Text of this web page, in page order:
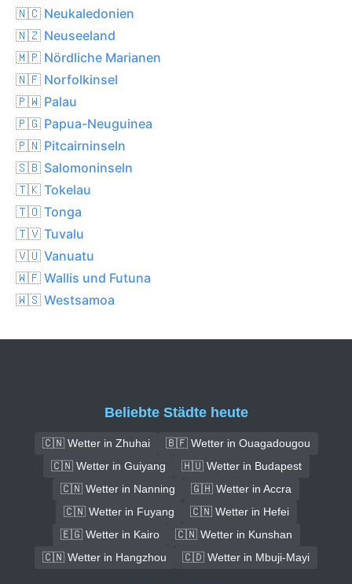
🇳🇨 Neukaledonien
🇳🇿 Neuseeland
🇲🇵 Nördliche Marianen
🇳🇫 Norfolkinsel
🇵🇼 Palau
🇵🇬 Papua-Neuguinea
🇵🇳 Pitcairninseln
🇸🇧 Salomoninseln
🇹🇰 Tokelau
🇹🇴 Tonga
🇹🇻 Tuvalu
🇻🇺 Vanuatu
🇼🇫 Wallis und Futuna
🇼🇸 Westsamoa
Beliebte Städte heute
🇨🇳 Wetter in Zhuhai
🇧🇫 Wetter in Ouagadougou
🇨🇳 Wetter in Guiyang
🇭🇺 Wetter in Budapest
🇨🇳 Wetter in Nanning
🇬🇭 Wetter in Accra
🇨🇳 Wetter in Fuyang
🇨🇳 Wetter in Hefei
🇪🇬 Wetter in Kairo
🇨🇳 Wetter in Kunshan
🇨🇳 Wetter in Hangzhou
🇨🇩 Wetter in Mbuji-Mayi